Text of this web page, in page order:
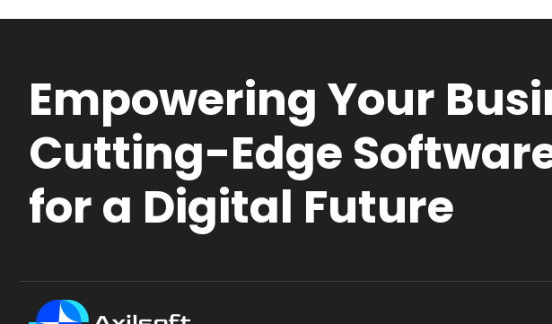
Empowering Your
Cutting-Edge
for a Digital Future